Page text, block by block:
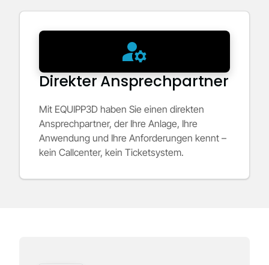
Direkter Ansprechpartner
Mit EQUIPP3D haben Sie einen direkten
Ansprechpartner, der Ihre Anlage, Ihre
Anwendung und Ihre Anforderungen kennt –
kein Callcenter, kein Ticketsystem.